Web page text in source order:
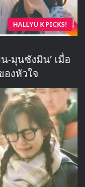
HALLYU K PICKS!
-มุนซังมิน’ เมื่อ
งหัวใจ